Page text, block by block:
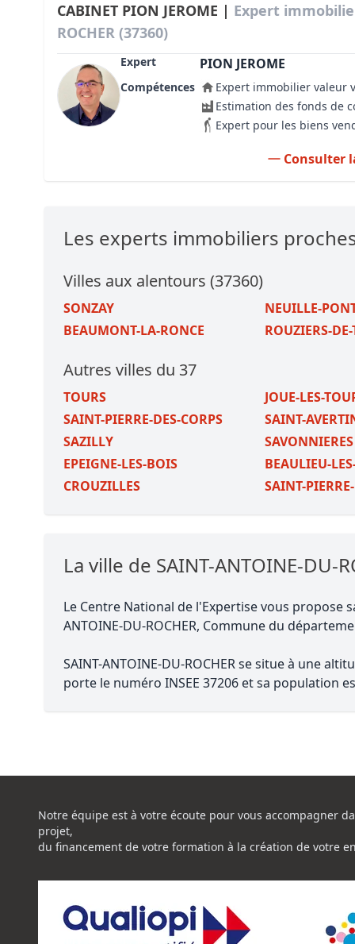
CABINET PION JEROME | Expert
ROCHER (37360)
Expert PION JEROME
Compétences
Expert immobilier valeur
Estimation des fonds de
Expert pour les biens
Consulter
Les experts immobiliers proches
Villes aux alentours (37360)
SONZAY
NEUILLE-
BEAUMONT-LA-RONCE
ROUZIERS-
Autres villes du 37
TOURS
JOUE-LES-
SAINT-PIERRE-DES-CORPS
SAINT-
SAZILLY
SAVONNIERES
EPEIGNE-LES-BOIS
BEAULIEU-
CROUZILLES
SAINT-
La ville de SAINT-ANTOINE-DU-
Le Centre National de l'Expertise vous propose
ANTOINE-DU-ROCHER, Commune du
SAINT-ANTOINE-DU-ROCHER se situe à une
porte le numéro INSEE 37206 et sa population
Notre équipe est à votre écoute pour vous accompagner
projet,
du financement de votre formation à la création de votre